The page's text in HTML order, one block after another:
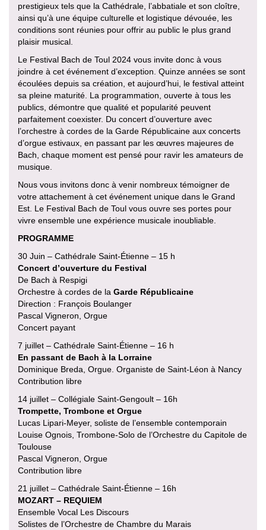
prestigieux tels que la Cathédrale, l’abbatiale et son cloître,
ainsi qu’à une équipe culturelle et logistique dévouée, les
conditions sont réunies pour offrir au public le plus grand
plaisir musical.
Le Festival Bach de Toul 2024 vous invite donc à vous
joindre à cet événement d’exception. Quinze années se sont
écoulées depuis sa création, et aujourd’hui, le festival atteint
sa pleine maturité. La programmation, ouverte à tous les
publics, démontre que qualité et popularité peuvent
parfaitement coexister. Du concert d’ouverture avec
l’orchestre à cordes de la Garde Républicaine aux concerts
d’orgue estivaux, en passant par les œuvres majeures de
Bach, chaque moment est pensé pour ravir les amateurs de
musique.
Nous vous invitons donc à venir nombreux témoigner de
votre attachement à cet événement unique dans le Grand
Est. Le Festival Bach de Toul vous ouvre ses portes pour
vivre ensemble une expérience musicale inoubliable.
PROGRAMME
30 Juin – Cathédrale Saint-Étienne – 15 h
Concert d’ouverture du Festival
De Bach à Respigi
Orchestre à cordes de la Garde Républicaine
Direction : François Boulanger
Pascal Vigneron, Orgue
Concert payant
7 juillet – Cathédrale Saint-Étienne – 16 h
En passant de Bach à la Lorraine
Dominique Breda, Orgue. Organiste de Saint-Léon à Nancy
Contribution libre
14 juillet – Collégiale Saint-Gengoult – 16h
Trompette, Trombone et Orgue
Lucas Lipari-Meyer, soliste de l’ensemble contemporain
Louise Ognois, Trombone-Solo de l’Orchestre du Capitole de
Toulouse
Pascal Vigneron, Orgue
Contribution libre
21 juillet – Cathédrale Saint-Étienne – 16h
MOZART – REQUIEM
Ensemble Vocal Les Discours
Solistes de l’Orchestre de Chambre du Marais